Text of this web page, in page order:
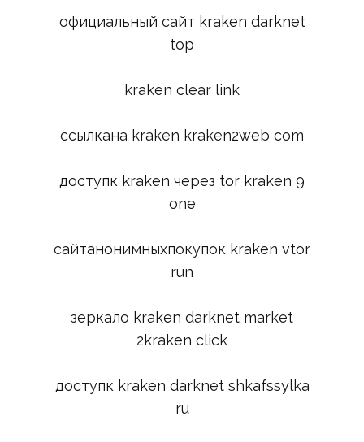
официальный сайт kraken darknet
top
kraken clear link
ссылкана kraken kraken2web com
доступк kraken через tor kraken 9
one
сайтанонимныхпокупок kraken vtor
run
зеркало kraken darknet market
2kraken click
доступк kraken darknet shkafssylka
ru